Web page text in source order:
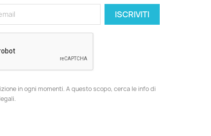
in ogni momenti. A questo scopo, cerca le info di